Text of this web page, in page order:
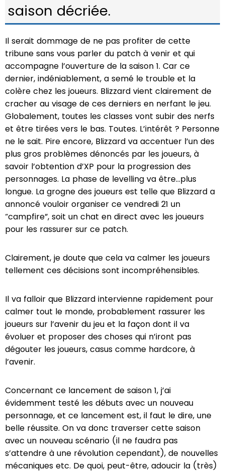
saison décriée.
Il serait dommage de ne pas profiter de cette
tribune sans vous parler du patch à venir et qui
accompagne l’ouverture de la saison 1. Car ce
dernier, indéniablement, a semé le trouble et la
colère chez les joueurs. Blizzard vient clairement de
cracher au visage de ces derniers en nerfant le jeu.
Globalement, toutes les classes vont subir des nerfs
et être tirées vers le bas. Toutes. L’intérêt ? Personne
ne le sait. Pire encore, Blizzard va accentuer l’un des
plus gros problèmes dénoncés par les joueurs, à
savoir l’obtention d’XP pour la progression des
personnages. La phase de levelling va être…plus
longue. La grogne des joueurs est telle que Blizzard a
annoncé vouloir organiser ce vendredi 21 un
“campfire”, soit un chat en direct avec les joueurs
pour les rassurer sur ce patch.
Clairement, je doute que cela va calmer les joueurs
tellement ces décisions sont incompréhensibles.
Il va falloir que Blizzard intervienne rapidement pour
calmer tout le monde, probablement rassurer les
joueurs sur l’avenir du jeu et la façon dont il va
évoluer et proposer des choses qui n’iront pas
dégouter les joueurs, casus comme hardcore, à
l’avenir.
Concernant ce lancement de saison 1, j’ai
évidemment testé les débuts avec un nouveau
personnage, et ce lancement est, il faut le dire, une
belle réussite. On va donc traverser cette saison
avec un nouveau scénario (il ne faudra pas
s’attendre à une révolution cependant), de nouvelles
mécaniques etc. De quoi, peut-être, adoucir la (très)